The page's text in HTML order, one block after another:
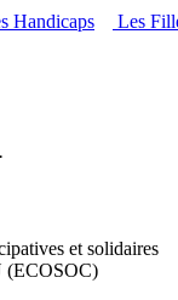
Handicaps Les
et solidaires
(ECOSOC)